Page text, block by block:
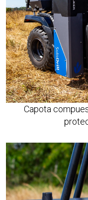
Capota